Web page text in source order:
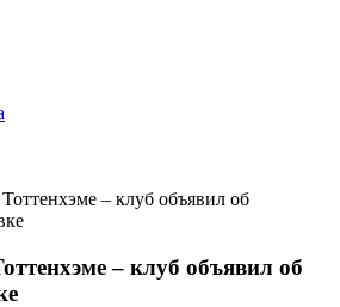
– клуб объявил об
– клуб объявил об